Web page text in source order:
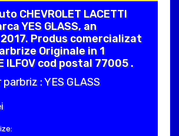
CHEVROLET LACETTI
YES GLASS, an
Produs comercializat
Originale in 1
ILFOV cod postal 77005 .
: YES GLASS